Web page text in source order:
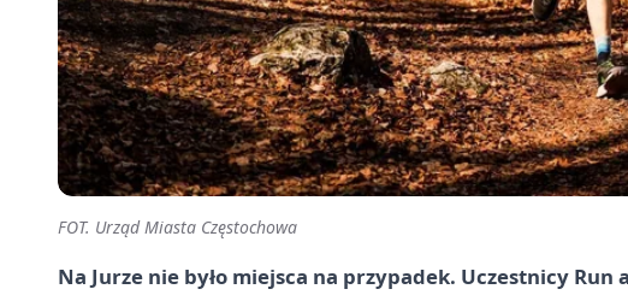
FOT. Urząd Miasta Częstochowa
Na Jurze nie było miejsca na przypadek. Uczestnicy